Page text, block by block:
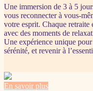
Une immersion de 3 à 5
vous reconnecter à vous-
votre esprit. Chaque retraite
avec des moments de
Une expérience unique
sérénité, et revenir à
En savoir plus